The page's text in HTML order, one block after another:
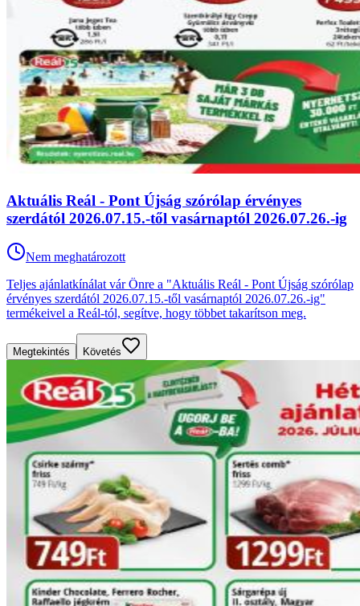
Aktuális Reál - Pont Újság szórólap érvényes
szerdától 2026.07.15.-től vasárnaptól 2026.07.26.-ig
Nem meghatározott
Teljes ajánlatkínálat vár Önre a "Aktuális Reál - Pont Újság szórólap
érvényes szerdától 2026.07.15.-től vasárnaptól 2026.07.26.-ig"
termékeivel a Reál-tól, segítve, hogy többet takarítson meg.
Megtekintés Követés